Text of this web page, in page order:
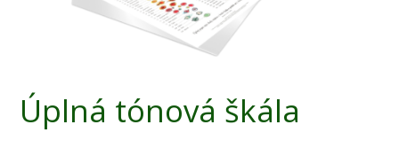
Úplná tónová škála